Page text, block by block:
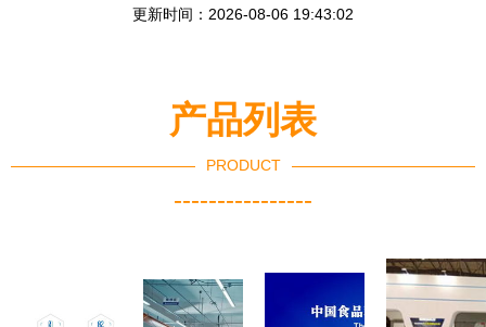
更新时间：2026-08-06 19:43:02
产品列表
PRODUCT
----------------